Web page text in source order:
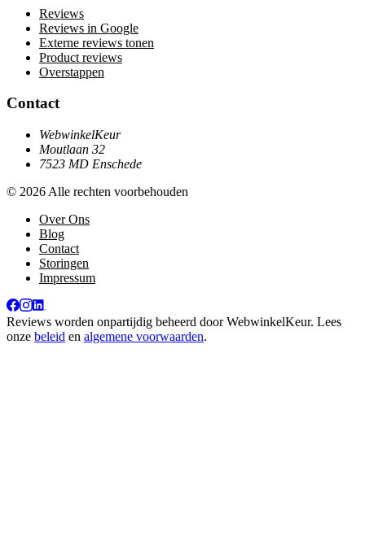
Reviews
Reviews in Google
Externe reviews tonen
Product reviews
Overstappen
Contact
WebwinkelKeur
Moutlaan 32
7523 MD Enschede
© 2026 Alle rechten voorbehouden
Over Ons
Blog
Contact
Storingen
Impressum
Reviews worden onpartijdig beheerd doorWebwinkelKeur. Lees
onze beleid en algemene voorwaarden.